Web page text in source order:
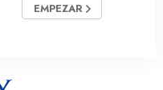
EMPEZAR